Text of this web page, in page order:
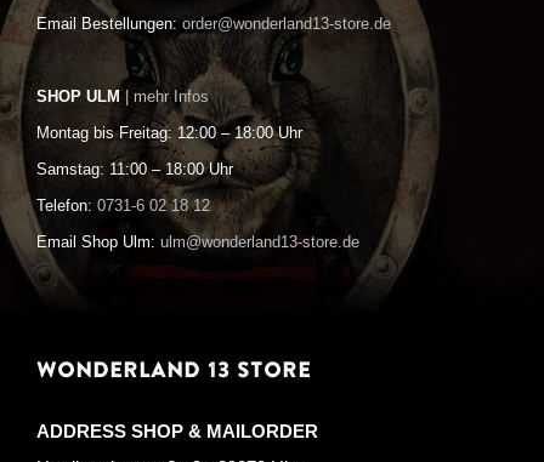
Email Bestellungen: order@wonderland13-store.de
SHOP ULM | mehr Infos
Montag bis Freitag: 12:00 – 18:00 Uhr
Samstag: 11:00 – 18:00 Uhr
Telefon: 0731-6 02 18 12
Email Shop Ulm: ulm@wonderland13-store.de
WONDERLAND 13 STORE
ADDRESS SHOP & MAILORDER